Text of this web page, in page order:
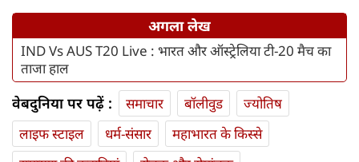
अगला लेख
IND Vs AUS T20 Live : भारत और ऑस्ट्रेलिया टी-20 मैच का
ताजा हाल
वेबदुनिया पर पढ़ें : समाचार बॉलीवुड
ज्योतिष
लाइफ स्‍टाइल
धर्म-संसार
महाभारत के किस्से